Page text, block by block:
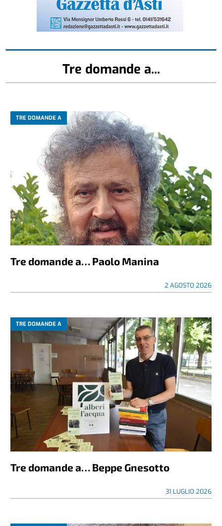
Tre domande a...
TRE DOMANDE A
Tre domande a… Paolo Manina
2 AGOSTO 2026
TRE DOMANDE A
Tre domande a… Beppe Gnesotto
31 LUGLIO 2026